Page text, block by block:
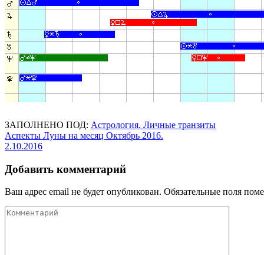
ЗАПОЛНЕНО ПОД: Астрология. Личные транзиты
Навигация
по
записям
Аспекты Луны на месяц Октябрь 2016.
2.10.2016
Добавить комментарий
Ваш адрес email не будет опубликован. Обязательные поля
Комментарий